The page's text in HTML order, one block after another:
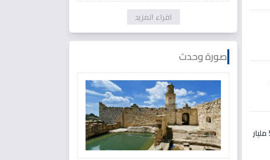
عاجل: الأرقام الصادمة في موازنة 2027 تكشف الخطة السرية للتحول النقدي.. 55 مليار
اقراء المزيد
صورة وحدث